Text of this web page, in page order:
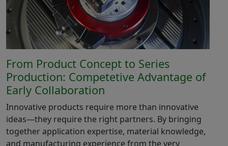
From Product Concept to Series
Production: Competetive Advantage of
Early Collaboration
Innovative products require more than innovative
ideas—they require the right partners. By bringing
together application expertise, material knowledge,
and manufacturing experience from the very